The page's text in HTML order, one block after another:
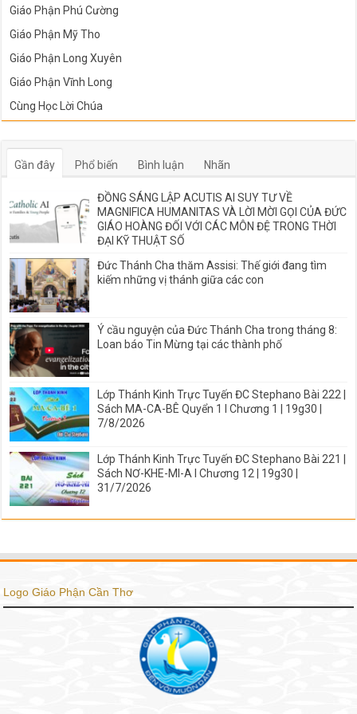
Giáo Phận Phú Cường
Giáo Phận Mỹ Tho
Giáo Phận Long Xuyên
Giáo Phận Vĩnh Long
Cùng Học Lời Chúa
Gần đây Phổ biến Bình luận Nhãn
ĐỒNG SÁNG LẬP ACUTIS AI SUY TƯ VỀ
MAGNIFICA HUMANITAS VÀ LỜI MỜI GỌI CỦA ĐỨC
GIÁO HOÀNG ĐỐI VỚI CÁC MÔN ĐỆ TRONG THỜI
ĐẠI KỸ THUẬT SỐ
Đức Thánh Cha thăm Assisi: Thế giới đang tìm
kiếm những vị thánh giữa các con
Ý cầu nguyện của Đức Thánh Cha trong tháng 8:
Loan báo Tin Mừng tại các thành phố
Lớp Thánh Kinh Trực Tuyến ĐC Stephano Bài 222 |
Sách MA-CA-BÊ Quyển 1 I Chương 1 | 19g30 |
7/8/2026
Lớp Thánh Kinh Trực Tuyến ĐC Stephano Bài 221 |
Sách NƠ-KHE-MI-A I Chương 12 | 19g30 |
31/7/2026
Logo Giáo Phận Cần Thơ